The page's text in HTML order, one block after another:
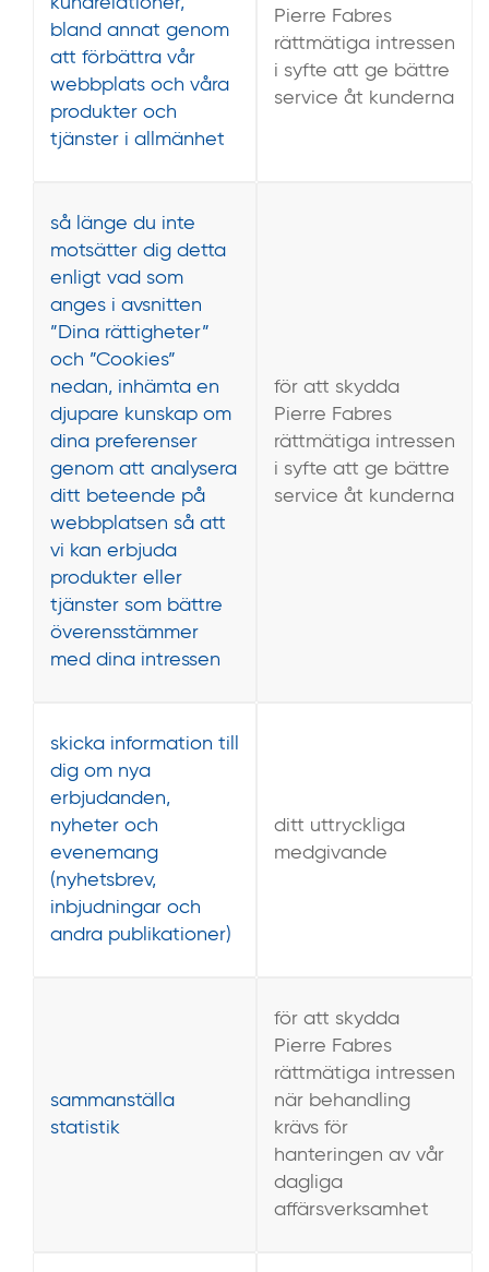
bland annat genom
att förbättra vår
webbplats och våra
produkter och
tjänster i allmänhet
Pierre Fabres
rättmätiga intressen
i syfte att ge bättre
service åt kunderna
så länge du inte
motsätter dig detta
enligt vad som
anges i avsnitten
”Dina rättigheter”
och ”Cookies”
nedan, inhämta en
djupare kunskap om
dina preferenser
genom att analysera
ditt beteende på
webbplatsen så att
vi kan erbjuda
produkter eller
tjänster som bättre
överensstämmer
med dina intressen
för att skydda
Pierre Fabres
rättmätiga intressen
i syfte att ge bättre
service åt kunderna
skicka information till
dig om nya
erbjudanden,
nyheter och
evenemang
(nyhetsbrev,
inbjudningar och
andra publikationer)
ditt uttryckliga
medgivande
sammanställa
statistik
för att skydda
Pierre Fabres
rättmätiga intressen
när behandling
krävs för
hanteringen av vår
dagliga
affärsverksamhet